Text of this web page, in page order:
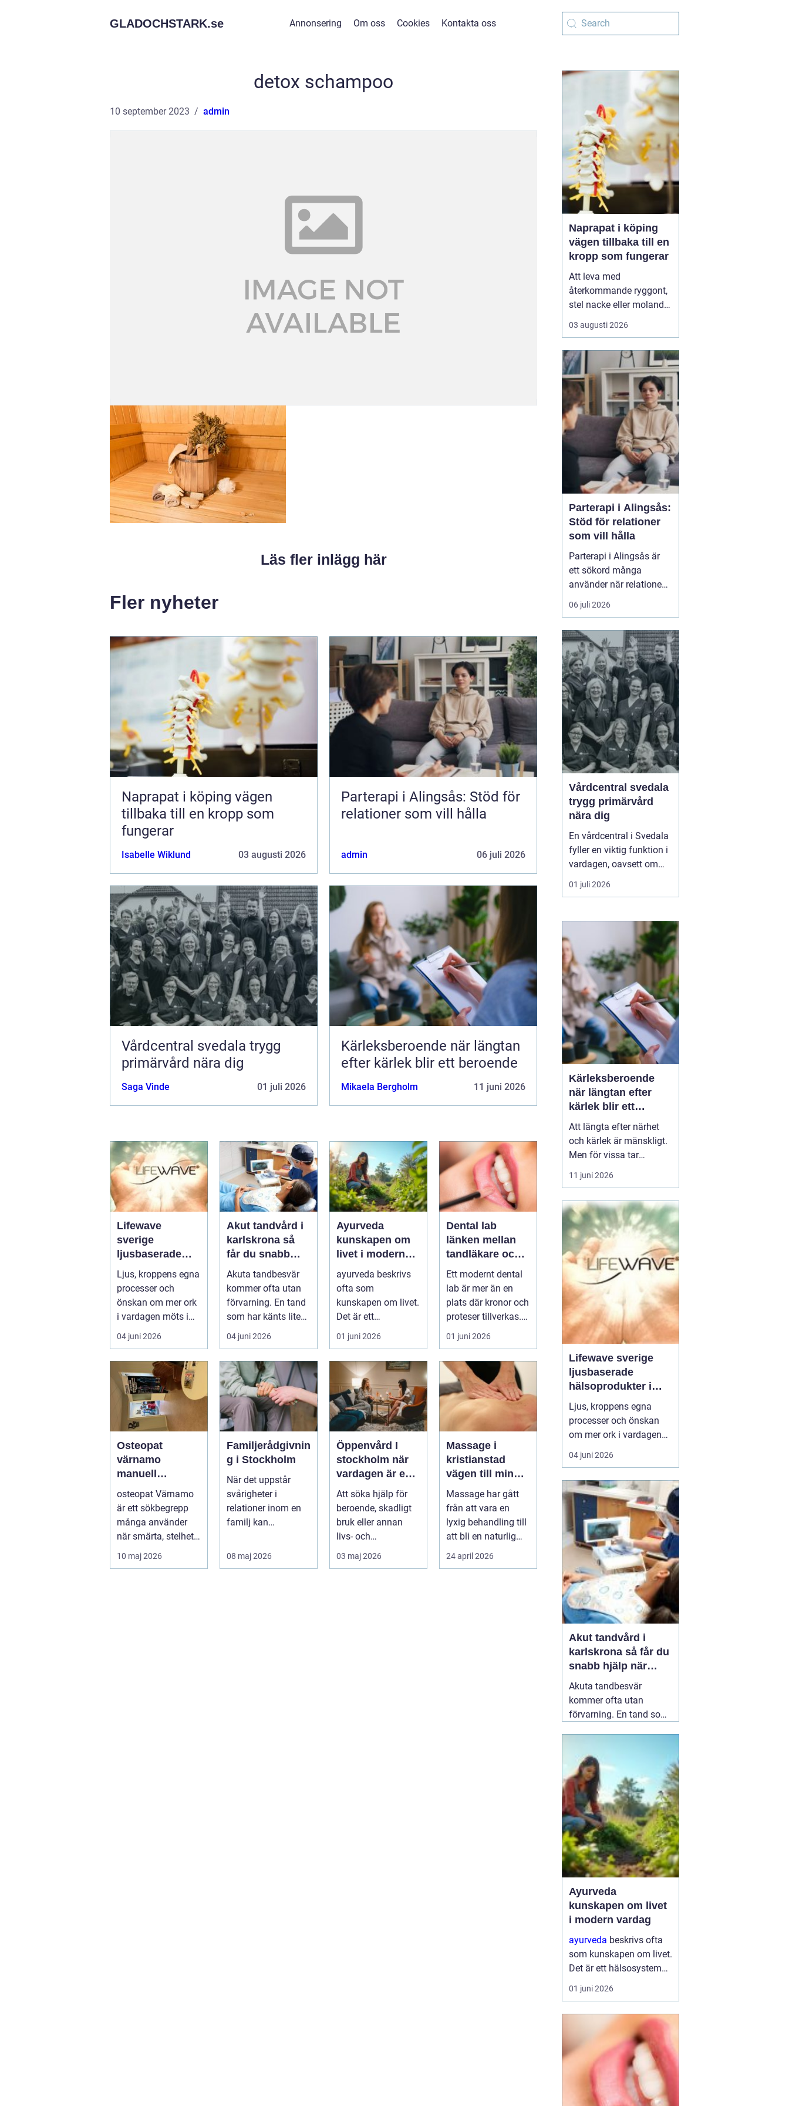
GLADOCHSTARK.se Annonsering Om oss Cookies Kontakta oss
detox schampoo
10 september 2023 admin
Läs fler inlägg här
Fler nyheter
Naprapat i köping vägen
tillbaka till en kropp som
fungerar
Isabelle Wiklund 03 augusti 2026
Parterapi i Alingsås: Stöd för
relationer som vill hålla
admin 06 juli 2026
Vårdcentral svedala trygg
primärvård nära dig
Saga Vinde 01 juli 2026
Kärleksberoende när längtan
efter kärlek blir ett beroende
Mikaela Bergholm 11 juni 2026
Lifewave
sverige
ljusbaserade
hälsoprodukter i
fokus
Ljus, kroppens egna
processer och
önskan om mer ork
i vardagen möts i
ett växande intresse
för fotot...
04 juni 2026
Akut tandvård i
karlskrona så
får du snabb
hjälp när tanden
krisar
Akuta tandbesvär
kommer ofta utan
förvarning. En tand
som har känts lite
öm kan plötsligt
göra så on...
04 juni 2026
Ayurveda
kunskapen om
livet i modern
vardag
ayurveda beskrivs
ofta som
kunskapen om livet.
Det är ett
hälsosystem som
betonar balans,
helhet och...
01 juni 2026
Dental lab
länken mellan
tandläkare och
hållbara leenden
Ett modernt dental
lab är mer än en
plats där kronor och
proteser tillverkas.
Det är en teknisk
och ...
01 juni 2026
Osteopat
värnamo
manuell
behandling för
minskad smärta
och Ökad
rörlighet
osteopat Värnamo
är ett sökbegrepp
många använder
när smärta, stelhet
eller återkommande
värk börjar...
10 maj 2026
Familjerådgivnin
g i Stockholm
När det uppstår
svårigheter i
relationer inom en
familj kan
08 maj 2026
Öppenvård I
stockholm när
vardagen är en
del av
behandlingen
Att söka hjälp för
beroende, skadligt
bruk eller annan
livs- och
beteendeproblemati
k är ett stort st...
03 maj 2026
Massage i
kristianstad
vägen till mindre
stress och mer
energi i
vardagen
Massage har gått
från att vara en
lyxig behandling till
att bli en naturlig
del av en hållbar
livsst...
24 april 2026
Naprapat i köping
vägen tillbaka till en
kropp som fungerar
Att leva med
återkommande ryggont,
stel nacke eller molande
värk i axlar och höfter
sliter på både ork och
länge innan de söker
hjälp, fast problemen
ofta går att påverka. En
naprapat i Köping kan
hjälpa till att hitta
orsaken bak...
03 augusti 2026
Parterapi i Alingsås:
Stöd för relationer
som vill hålla
Parterapi i Alingsås är
ett sökord många
använder när relationen
börjar skava och
vardagen känns mer
samarbete. När
konflikter upprepas,
tystnaden växer eller
avståndet kä...
06 juli 2026
Vårdcentral svedala
trygg primärvård
nära dig
En vårdcentral i Svedala
fyller en viktig funktion i
vardagen, oavsett om
det handlar om akuta
infektioner, långvariga
kring barnhälsa och
graviditet. När vården
samlas under ett tak blir
vägen mellan olika
mottagningar kortare...
01 juli 2026
Kärleksberoende
när längtan efter
kärlek blir ett
beroende
Att längta efter närhet
och kärlek är mänskligt.
Men för vissa tar
längtan över helt.
Relationer, förälskelser
rätta blir viktigare än
jobb, vänner, hälsa och
till och med den egna
säkerheten. Då handlar
det inte längre bara om
s...
11 juni 2026
Lifewave sverige
ljusbaserade
hälsoprodukter i
fokus
Ljus, kroppens egna
processer och önskan
om mer ork i vardagen
möts i ett växande
intresse för fototerapi
Sverige söker många
efter skonsamma
metoder som kan stödja
återhämtning, energi och
allmänt välbefinnande
utan ingrepp eller...
04 juni 2026
Akut tandvård i
karlskrona så får du
snabb hjälp när
tanden krisar
Akuta tandbesvär
kommer ofta utan
förvarning. En tand som
du knappt kan sova. En
fyllning kan lossna
lagom till helgen, eller en
tand kan skadas vid en
olycka. I sådana lägen
söker många på04 juni
2026
Ayurveda
kunskapen om livet
i modern vardag
ayurveda beskrivs ofta
som kunskapen om livet.
Det är ett hälsosystem
som betonar balans,
helhet och samspelet
omgivning. I stället för
att bara fokusera på
symtom försöker
ayurve...
01 juni 2026